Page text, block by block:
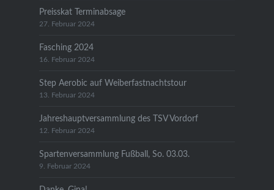
Preisskat Terminabsage
27. Februar 2024
Fasching 2024
16. Februar 2024
Step Aerobic auf Weiberfastnachtstour
13. Februar 2024
Jahreshauptversammlung des TSV Vordorf
12. Februar 2024
Spartenversammlung Fußball, So. 03.03.
9. Februar 2024